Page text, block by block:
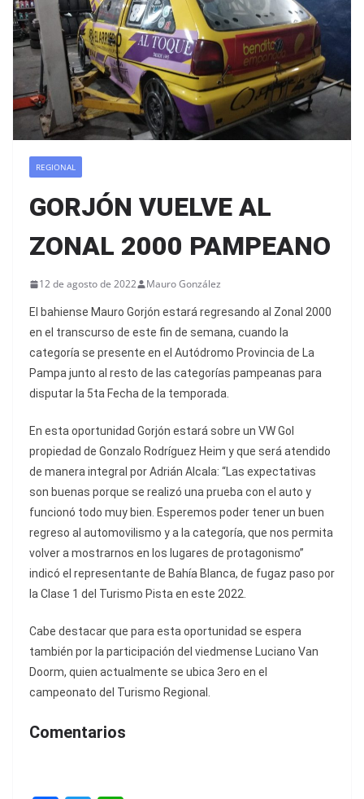
REGIONAL
GORJÓN VUELVE AL
ZONAL 2000 PAMPEANO
12 de agosto de 2022 Mauro González
El bahiense Mauro Gorjón estará regresando al Zonal 2000
en el transcurso de este fin de semana, cuando la
categoría se presente en el Autódromo Provincia de La
Pampa junto al resto de las categorías pampeanas para
disputar la 5ta Fecha de la temporada.
En esta oportunidad Gorjón estará sobre un VW Gol
propiedad de Gonzalo Rodríguez Heim y que será atendido
de manera integral por Adrián Alcala: “Las expectativas
son buenas porque se realizó una prueba con el auto y
funcionó todo muy bien. Esperemos poder tener un buen
regreso al automovilismo y a la categoría, que nos permita
volver a mostrarnos en los lugares de protagonismo”
indicó el representante de Bahía Blanca, de fugaz paso por
la Clase 1 del Turismo Pista en este 2022.
Cabe destacar que para esta oportunidad se espera
también por la participación del viedmense Luciano Van
Doorm, quien actualmente se ubica 3ero en el
campeonato del Turismo Regional.
Comentarios